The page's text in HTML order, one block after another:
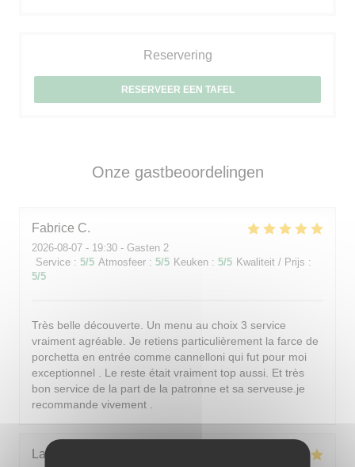
Onze gastbeoordelingen
Fabrice C
2026-08-07 - 19:30 - Gasten 2
Service : 5/5 Atmosfeer : 5/5 Keuken : 5/5 Kwaliteit / Prijs :
5/5
Très belle découverte. Un menu au choix 3 service
vraiment agréable. Je retiens particulièrement la farce de
porchetta en entrée comme cannelloni qui fut pour moi
exceptionnel . Le reste était vraiment top aussi. Et très
bon service de la part de la patronne et sa serveuse.je
recommande vivement .
Laurence
Reservering
RESERVEER EEN TAFEL